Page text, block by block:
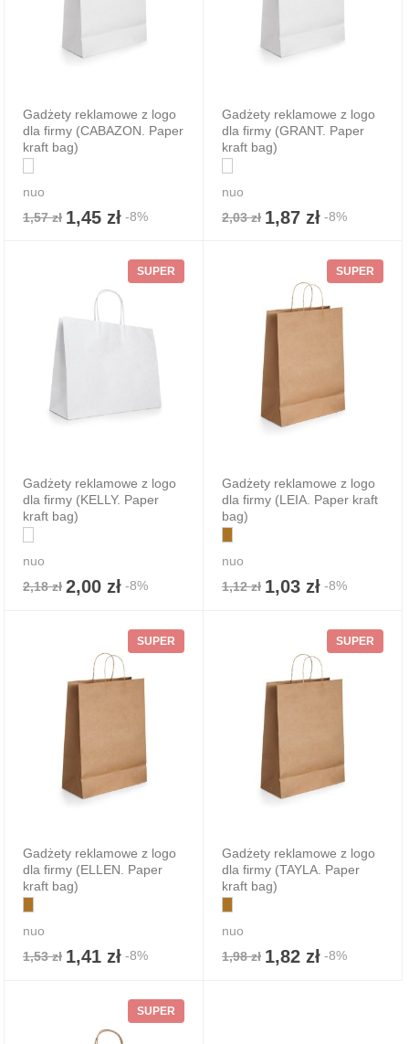
Gadżety reklamowe z logo
dla firmy (CABAZON. Paper
kraft bag)
nuo
1,57 zł 1,45 zł -8%
Gadżety reklamowe z logo
dla firmy (GRANT. Paper
kraft bag)
nuo
2,03 zł 1,87 zł -8%
SUPER
Gadżety reklamowe z logo
dla firmy (KELLY. Paper
kraft bag)
nuo
2,18 zł 2,00 zł -8%
SUPER
Gadżety reklamowe z logo
dla firmy (LEIA. Paper kraft
bag)
nuo
1,12 zł 1,03 zł -8%
SUPER
Gadżety reklamowe z logo
dla firmy (ELLEN. Paper
kraft bag)
nuo
1,53 zł 1,41 zł -8%
SUPER
Gadżety reklamowe z logo
dla firmy (TAYLA. Paper
kraft bag)
nuo
1,98 zł 1,82 zł -8%
SUPER